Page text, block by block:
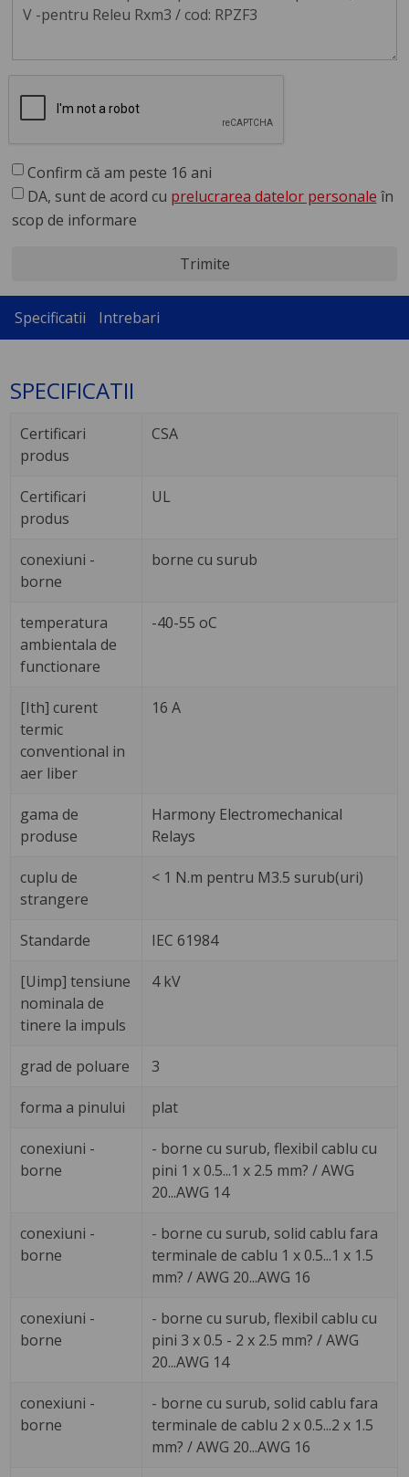
Confirm că am peste 16 ani
DA, sunt de acord cu prelucrarea datelor personale în
scop de informare
Trimite
Specificatii Intrebari
SPECIFICATII
Certificari
produs
CSA
Certificari
produs
UL
conexiuni -
borne
borne cu surub
temperatura
ambientala de
functionare
-40-55 oC
[Ith] curent
termic
conventional in
aer liber
16 A
gama de
produse
Harmony Electromechanical
Relays
cuplu de
strangere
< 1 N.m pentru M3.5 surub(uri)
Standarde IEC 61984
[Uimp] tensiune
nominala de
tinere la impuls
4 kV
grad de poluare 3
forma a pinului plat
conexiuni -
borne
- borne cu surub, flexibil cablu cu
pini 1 x 0.5...1 x 2.5 mm? / AWG
20...AWG 14
conexiuni -
borne
- borne cu surub, solid cablu fara
terminale de cablu 1 x 0.5...1 x 1.5
mm? / AWG 20...AWG 16
conexiuni -
borne
- borne cu surub, flexibil cablu cu
pini 3 x 0.5 - 2 x 2.5 mm? / AWG
20...AWG 14
conexiuni -
borne
- borne cu surub, solid cablu fara
terminale de cablu 2 x 0.5...2 x 1.5
mm? / AWG 20...AWG 16